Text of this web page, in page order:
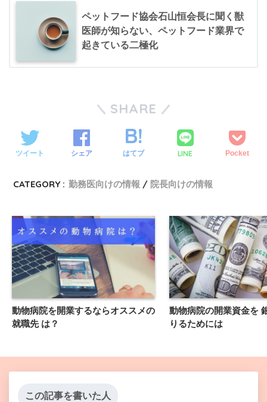
ペットフード協会石山恒会長に聞く獣
医師が知らない、ペットフード業界で
起きている二極化
SHARE
ツイート シェア はてブ LINE Pocket
CATEGORY : 勤務医向けの情報 院長向けの情報
動物病院を開業するならオススメの
就職先 は？
動物病院の開業資金を
りるためには
この記事を書いた人